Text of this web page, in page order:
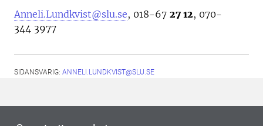
Anneli.Lundkvist@slu.se, 018-67 27 12, 070-
344 3977
SIDANSVARIG: ANNELI.LUNDKVIST@SLU.SE